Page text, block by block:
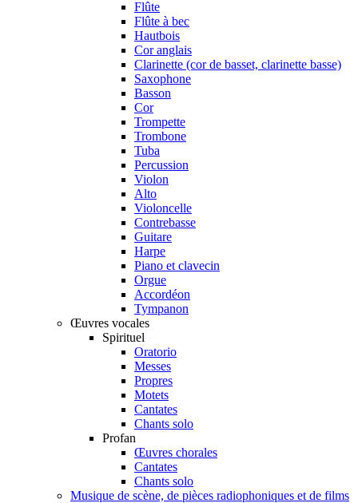
Flûte
Flûte à bec
Hautbois
Cor anglais
Clarinette (cor de basset, clarinette basse)
Saxophone
Basson
Cor
Trompette
Trombone
Tuba
Percussion
Violon
Alto
Violoncelle
Contrebasse
Guitare
Harpe
Piano et clavecin
Orgue
Accordéon
Tympanon
Œuvres vocales
Spirituel
Oratorio
Messes
Propres
Motets
Cantates
Chants solo
Profan
Œuvres chorales
Cantates
Chants solo
Musique de scène, de pièces radiophoniques et de films